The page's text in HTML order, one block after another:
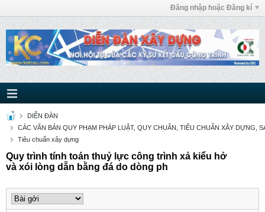
Đăng nhập hoặc Đăng kí
DIỄN ĐÀN
CÁC VĂN BẢN QUY PHẠM PHÁP LUẬT, QUY CHUẨN, TIÊU CHUẨN XÂY DỰNG,
Tiêu chuẩn xây dựng
Quy trình tính toán thuỷ lực công trình xả kiểu hở
và xói lòng dẫn bằng đá do dòng ph